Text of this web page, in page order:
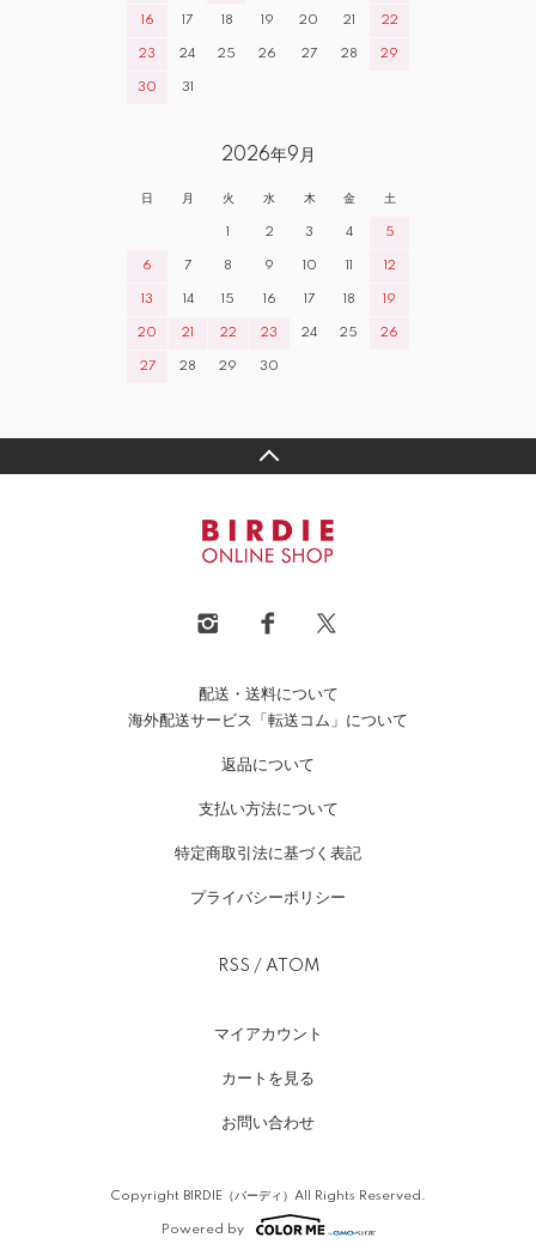
16 17 18 19 20 21 22
23 24 25 26 27 28 29
30 31
2026年9月
日 月 火 水 木 金 土
1 2 3 4 5
6 7 8 9 10 11 12
13 14 15 16 17 18 19
20 21 22 23 24 25 26
27 28 29 30
配送・送料について
海外配送サービス「転送コム」について
返品について
支払い方法について
特定商取引法に基づく表記
プライバシーポリシー
RSS / ATOM
マイアカウント
カートを見る
お問い合わせ
Copyright BIRDIE（バーディ）All Rights Reserved.
Powered by